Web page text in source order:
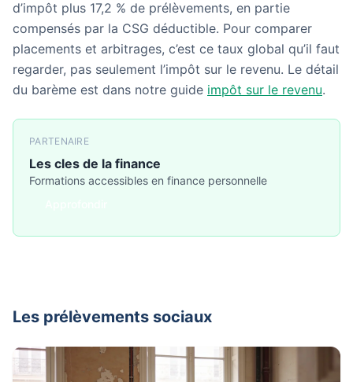
d’impôt plus 17,2 % de prélèvements, en partie
compensés par la CSG déductible. Pour comparer
placements et arbitrages, c’est ce taux global qu’il faut
regarder, pas seulement l’impôt sur le revenu. Le détail
du barème est dans notre guide impôt sur le revenu.
PARTENAIRE
Les cles de la finance
Formations accessibles en finance personnelle
Les prélèvements sociaux